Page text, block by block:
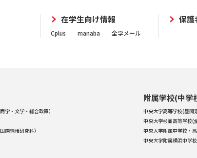
在学生向け情報
Cplus manaba 全学メール
保護
学・文学・総合政策）
際情報研究科）
附属学校(中学
中央大学高等学校(昼間
中央大学杉並高等学校(
中央大学附属中学校・
中央大学附属横浜中学